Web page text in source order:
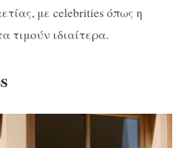
με celebrities όπως η
τιμούν ιδιαίτερα.